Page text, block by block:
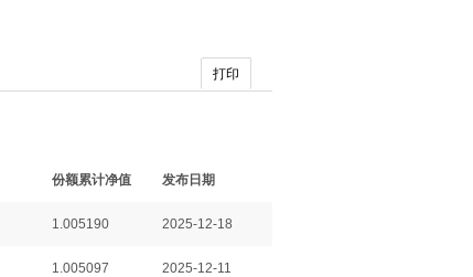
打印
份额累计净值 发布日期
1.005190 2025-12-18
1.005097 2025-12-11